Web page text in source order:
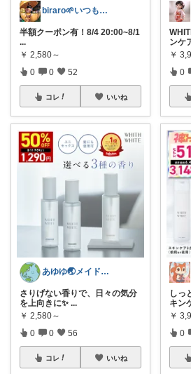
biraro🌱いつもありがとう♡
半額クーポン有！8/4 20:00~8/1
...
￥ 2,580～
0 0 52
コレ いいね
あゆゆ🌏メイドインジャパン応援中
さりげない香りで、日々の気分
を上向きに✨ ...
￥ 2,580～
0 0 56
コレ いいね
ンケ
￥
0
しっ
キン
￥
0